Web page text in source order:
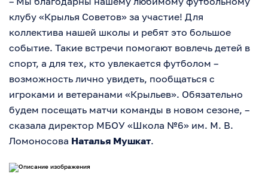
клубу «Крылья Советов» за участие! Для
коллектива нашей школы и ребят это большое
событие. Такие встречи помогают вовлечь детей в
спорт, а для тех, кто увлекается футболом –
возможность лично увидеть, пообщаться с
игроками и ветеранами «Крыльев». Обязательно
будем посещать матчи команды в новом сезоне, –
сказала директор МБОУ «Школа №6» им. М. В.
Ломоносова Наталья Мушкат.